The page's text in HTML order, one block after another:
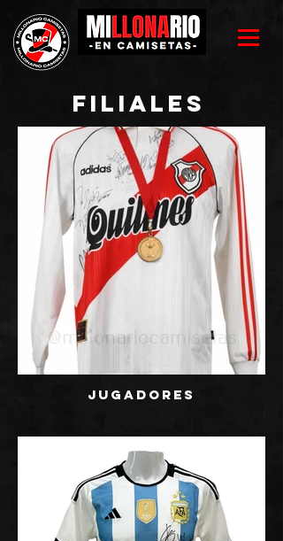
filiales
JUGADORES